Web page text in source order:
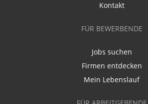
Kontakt
FÜR BEWERBENDE
Jobs suchen
Firmen entdecken
Mein Lebenslauf